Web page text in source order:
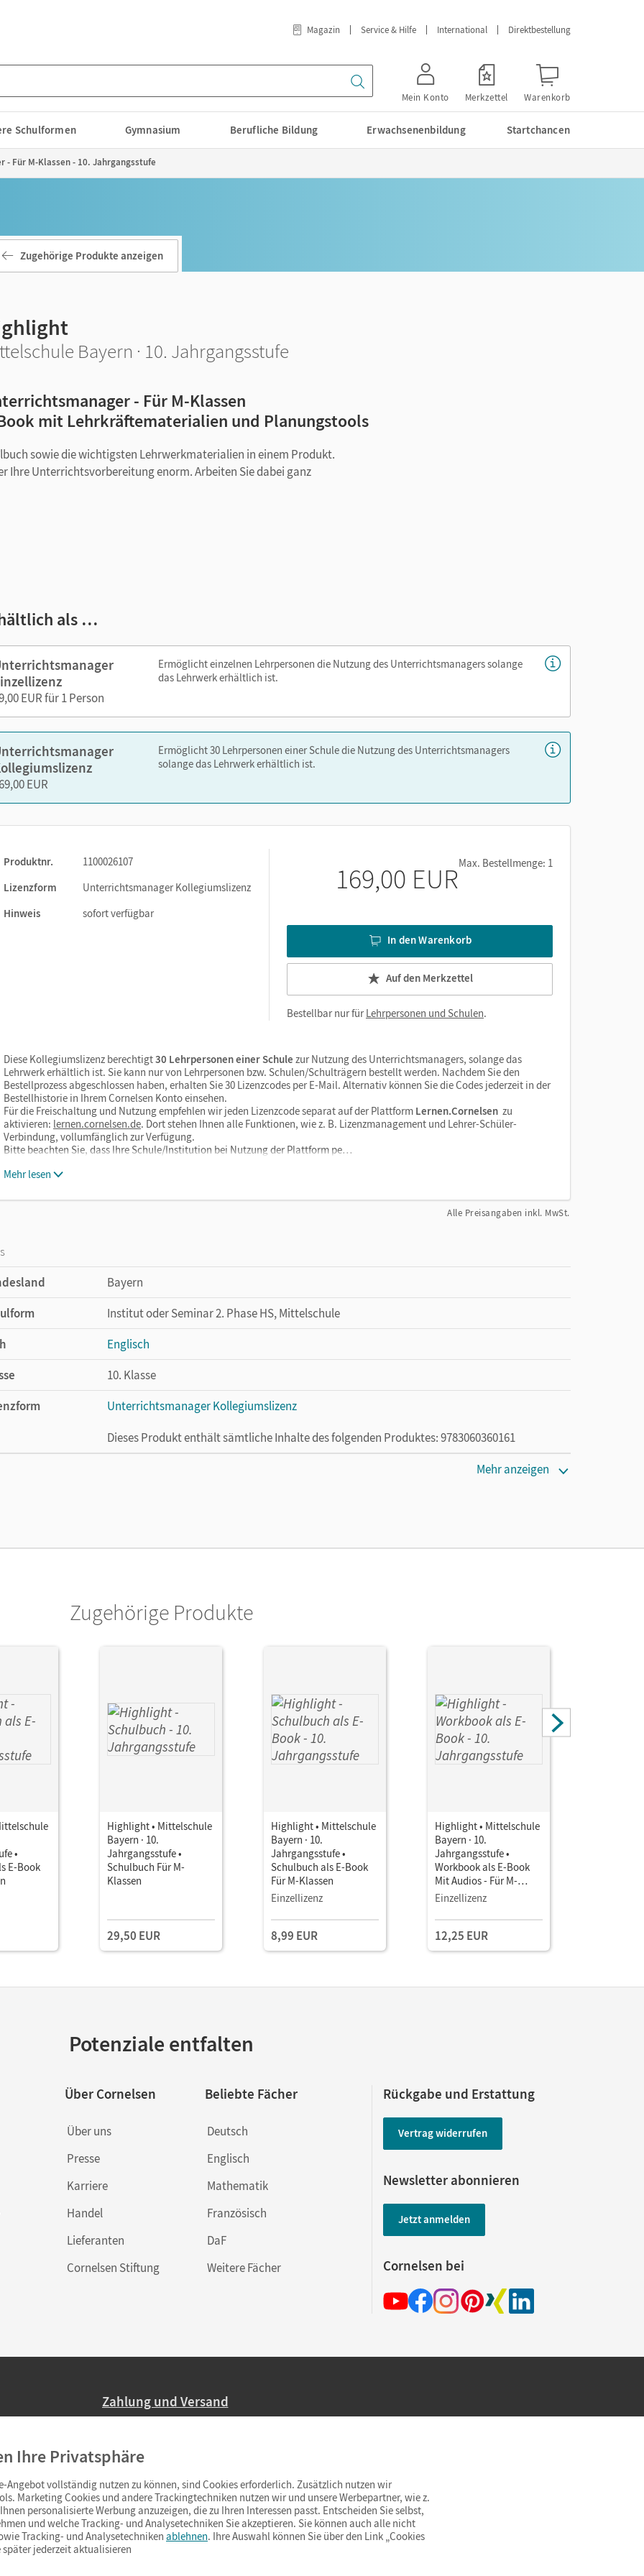
Magazin Service & Hilfe International Direktbestellung
Mein Konto Merkzettel Warenkorb
Schulformen Gymnasium Berufliche Bildung Erwachsenenbildung Startchancen
Für M-Klassen - 10. Jahrgangsstufe
Zugehörige Produkte anzeigen
Bayern · 10. Jahrgangsstufe
- Für M-Klassen
mit Lehrkräftematerialien und Planungstools
sowie die wichtigsten Lehrwerkmaterialien in einem Produkt.
Ihre Unterrichtsvorbereitung enorm. Arbeiten Sie dabei ganz
und Transkripten
allen Vokabeln des Schulbuchs – per Link aus dem
phase6
oder über die Cornelsen Lernen App.
als …
EUR für 1 Person
Ermöglicht einzelnen Lehrpersonen die Nutzung des Unterrichtsmanagers solange
das Lehrwerk erhältlich ist.
EUR
Ermöglicht 30 Lehrpersonen einer Schule die Nutzung des Unterrichtsmanagers
solange das Lehrwerk erhältlich ist.
Produktnr.
1100026107
Lizenzform
Unterrichtsmanager Kollegiumslizenz
Hinweis
sofort verfügbar
169,00 EURMax. Bestellmenge: 1
In den Warenkorb
Auf den Merkzettel
Bestellbar nur fürLehrpersonen und Schulen.
Diese Kollegiumslizenz berechtigt30 Lehrpersonen einer Schule zur Nutzung des Unterrichtsmanagers, solange das
Lehrwerk erhältlich ist. Sie kann nur von Lehrpersonen bzw. Schulen/Schulträgern bestellt werden. Nachdem Sie den
Bestellprozess abgeschlossen haben, erhalten Sie 30 Lizenzcodes per E-Mail. Alternativ können Sie die Codes jederzeit in der
Bestellhistorie in Ihrem Cornelsen Konto einsehen.
Für die Freischaltung und Nutzung empfehlen wir jeden Lizenzcode separat auf der Plattform Lernen.Cornelsen zu
aktivieren: lernen.cornelsen.de. Dort stehen Ihnen alle Funktionen, wie z. B. Lizenzmanagement und Lehrer-Schüler-
Verbindung, vollumfänglich zur Verfügung.
Bitte beachten Sie, dass Ihre Schule/Institution bei Nutzung der Plattform pe…
Mehr lesen
Alle Preisangaben inkl. MwSt.
Bayern
Institut oder Seminar 2. Phase HS, Mittelschule
Englisch
10. Klasse
Unterrichtsmanager Kollegiumslizenz
Dieses Produkt enthält sämtliche Inhalte des folgenden Produktes: 9783060360161
Cornelsen Verlag
Mehr anzeigen
Zugehörige Produkte
•
E-Book
Highlight • Mittelschule
Bayern · 10.
Jahrgangsstufe •
Schulbuch Für M-
Klassen
29,50 EUR
Highlight • Mittelschule
Bayern · 10.
Jahrgangsstufe •
Schulbuch als E-Book
Für M-Klassen
Einzellizenz
8,99 EUR
Highlight • Mittelschule
Bayern · 10.
Jahrgangsstufe •
Workbook als E-Book
Mit Audios - Für M-
Klassen
Einzellizenz
12,25 EUR
Potenziale entfalten
Über Cornelsen
Über uns
Presse
Karriere
Handel
Lieferanten
Cornelsen Stiftung
Beliebte Fächer
Deutsch
Englisch
Mathematik
Französisch
DaF
Weitere Fächer
Rückgabe und Erstattung
Vertrag widerrufen
Newsletter abonnieren
Jetzt anmelden
Cornelsen bei
Zahlung und Versand
Ab 59,– EUR Bestellwert liefern wir versandkostenfrei innerhalb Deutschlands
(Lieferung in 3–6 Tagen).
Ihre Privatsphäre
Angebot vollständig nutzen zu können, sind Cookies erforderlich. Zusätzlich nutzen wir
Marketing Cookies und andere Trackingtechniken nutzen wir und unsere Werbepartner, wie z.
personalisierte Werbung anzuzeigen, die zu Ihren Interessen passt. Entscheiden Sie selbst,
und welche Tracking- und Analysetechniken Sie akzeptieren. Sie können auch alle nicht
Tracking- und Analysetechniken ablehnen. Ihre Auswahl können Sie über den Link „Cookies
später jederzeit aktualisieren